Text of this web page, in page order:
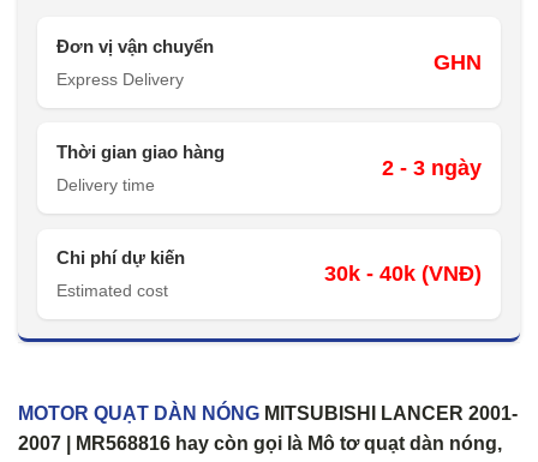
Đơn vị vận chuyển
Express Delivery
GHN
Thời gian giao hàng
Delivery time
2 - 3 ngày
Chi phí dự kiến
Estimated cost
30k - 40k (VNĐ)
MOTOR QUẠT DÀN NÓNG MITSUBISHI LANCER 2001-
2007 | MR568816 hay còn gọi là Mô tơ quạt dàn nóng,